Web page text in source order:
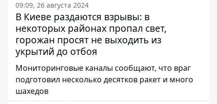
09:09, 26 августа 2024
В Киеве раздаются взрывы: в
некоторых районах пропал свет,
горожан просят не выходить из
укрытий до отбоя
Мониторинговые каналы сообщают, что враг
подготовил несколько десятков ракет и много
шахедов